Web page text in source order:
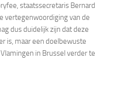
staatssecretaris Bernard
vertegenwoordiging van de
dus duidelijk zijn dat deze
is, maar een doelbewuste
in Brussel verder te